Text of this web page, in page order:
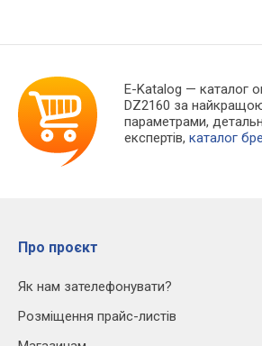
E-Katalog — каталог
DZ2160 за
параметрами,
експертів,каталог
Про проєкт
Як нам зателефонувати?
Розміщення прайс-листів